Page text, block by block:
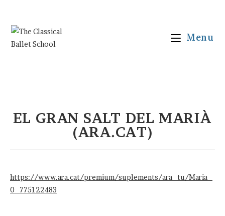
contingut
Menu
EL GRAN SALT DEL MARIÀ
(ARA.CAT)
https://www.ara.cat/premium/suplements/ara_tu/Maria_
0_775122483